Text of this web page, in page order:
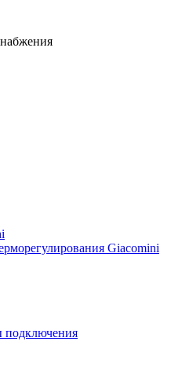
Giacomini
подключения